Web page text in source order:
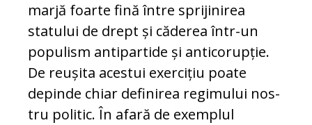
marjă foarte fină între sprijinirea
statului de drept și că­derea într-un
populism antipartide și an­ti­corupție.
De reușita acestui exercițiu poa­te
depinde chiar definirea regimului nos­
tru politic. În afară de exemplul